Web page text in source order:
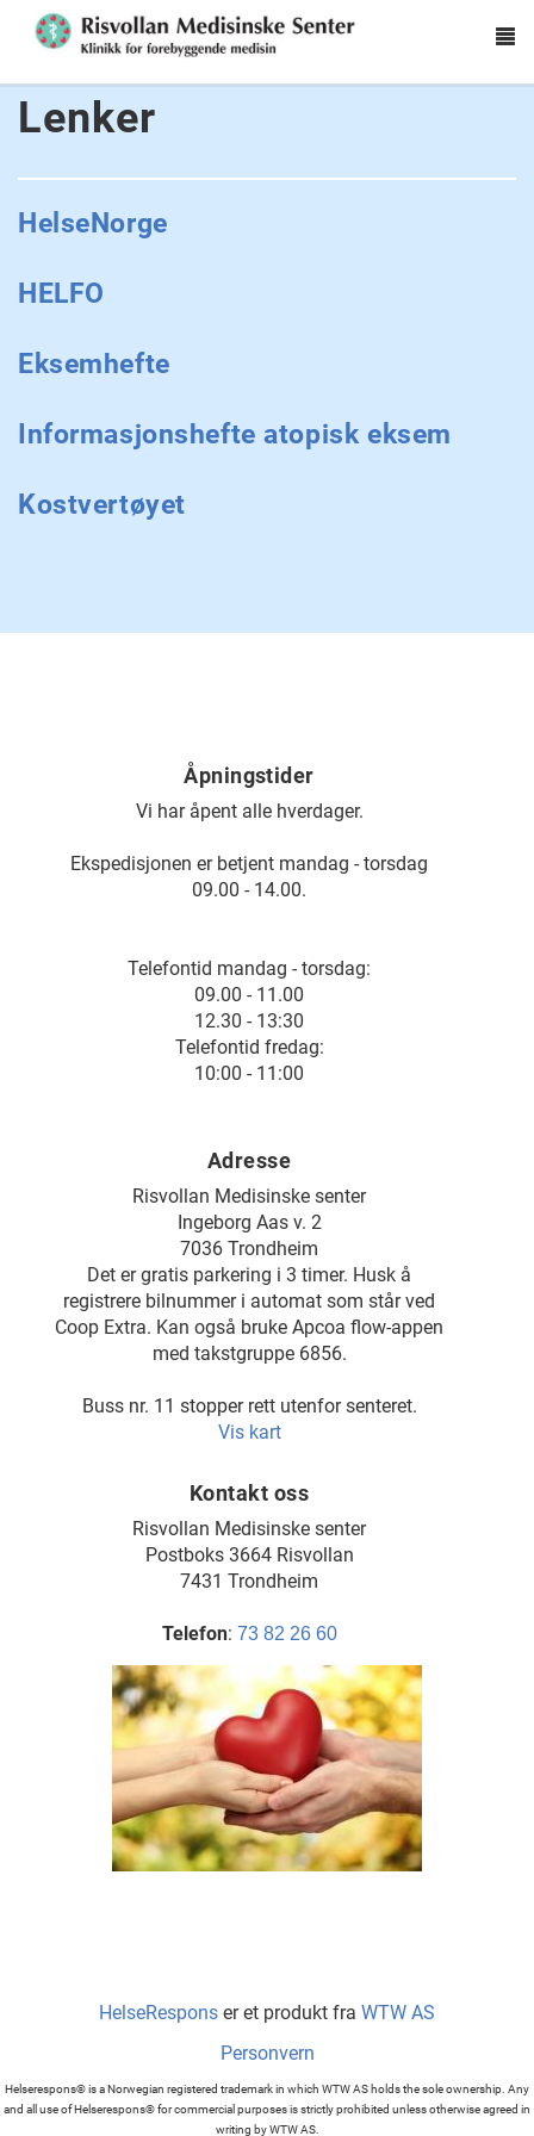
Hopp til hovedinnhold
Lenker
HelseNorge
HELFO
Eksemhefte
Informasjonshefte atopisk eksem
Kostvertøyet
Åpningstider
Vi har åpent alle hverdager.
Ekspedisjonen er betjent mandag - torsdag
09.00 - 14.00.
Telefontid mandag - torsdag:
09.00 - 11.00
12.30 - 13:30
Telefontid fredag:
10:00 - 11:00
Adresse
Risvollan Medisinske senter
Ingeborg Aas v. 2
7036 Trondheim
Det er gratis parkering i 3 timer. Husk å
registrere bilnummer i automat som står ved
Coop Extra. Kan også bruke Apcoa flow-appen
med takstgruppe 6856.
Buss nr. 11 stopper rett utenfor senteret.
Vis kart
Kontakt oss
Risvollan Medisinske senter
Postboks 3664 Risvollan
7431 Trondheim
Telefon: 73 82 26 60
HelseRespons er et produkt fra WTW AS
Personvern
Helserespons® is a Norwegian registered trademark in which WTW AS holds the sole ownership. Any
and all use of Helserespons® for commercial purposes is strictly prohibited unless otherwise agreed in
writing by WTW AS.